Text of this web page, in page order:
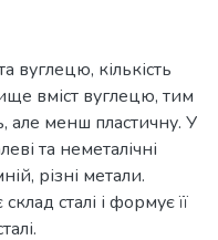
вуглецю, кількість
вміст вуглецю, тим
але менш пластичну. У
та неметалічні
різні метали.
сталі і формує її